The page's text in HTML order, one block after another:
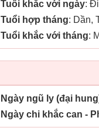
Tuổi khắc với ngày:
Tuổi hợp tháng: Dần,
Tuổi khắc với tháng:
Ngày ngũ ly (đại
Ngày chi khắc can -